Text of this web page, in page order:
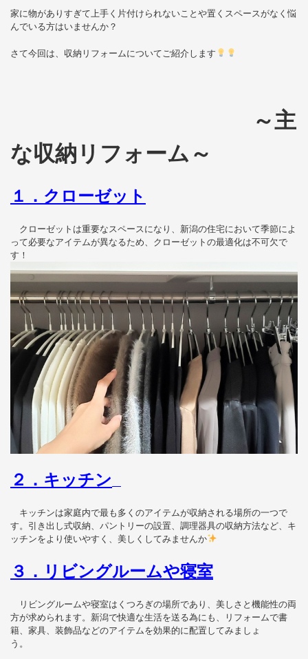
家に物がありすぎて上手く片付けられないことや置くスペースがなく悩
んでいる方はいませんか？
さて今回は、収納リフォームについてご紹介します
～主
な収納リフォーム～
１．クローゼット
クローゼットは重要なスペースになり、 新潟の住宅において季節によ
って必要なアイテムが異なるため、 クローゼットの最適化は不可欠で
す！
２．キッチン
キッチンは家庭内で最も多くのアイテムが収納される場所の一つで
す。引き出し式収納、パントリーの設置、調理器具の収納方法など、キ
ッチンをより使いやすく、美しくしてみませんか
３． リビングルームや寝室
リビングルームや寝室はくつろぎの場所であり、美しさと機能性の両
方が求められます。新潟で快適な生活を送る為にも、リフォームで書
籍、家具、装飾品などのアイテムを効果的に配置してみましょ
う。